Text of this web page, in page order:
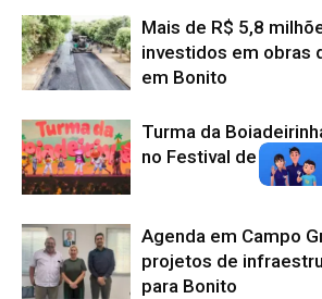
Mais de R$ 5,8
investidos em obras
em Bonito
Turma da
no Festival de
Agenda em Campo
projetos de
para Bonito